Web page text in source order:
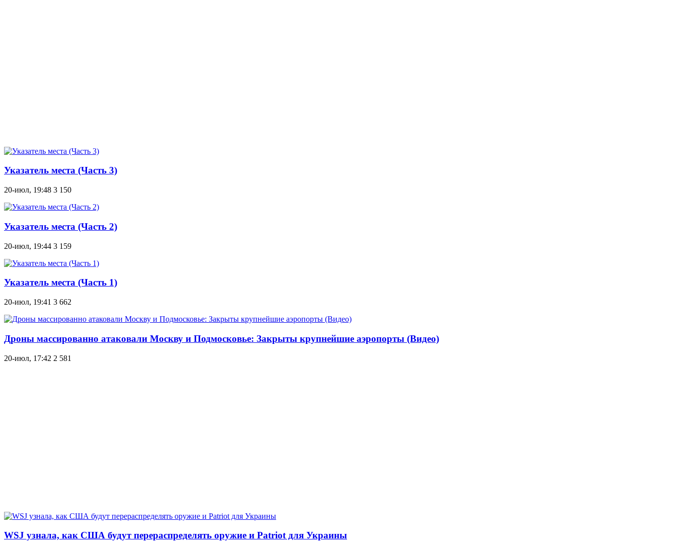
Указатель места (Часть 3)
20-июл, 19:48 3 150
Указатель места (Часть 2)
20-июл, 19:44 3 159
Указатель места (Часть 1)
20-июл, 19:41 3 662
Дроны массированно атаковали Москву и Подмосковье: Закрыты крупнейшие аэропорты (Видео)
20-июл, 17:42 2 581
WSJ узнала, как США будут перераспределять оружие и Patriot для Украины